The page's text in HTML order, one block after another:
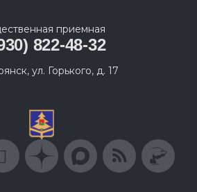
приемная
822-48-32
ул. Горького, д. 17